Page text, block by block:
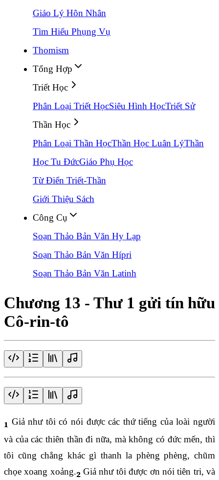
Giáo Lý Hôn Nhân
Tìm Hiểu Phụng Vụ
Thomism
Tổng Hợp
Triết Học
Phân Loại Triết HọcSiêu Hình HọcTriết Sử
Thần Học
Phân Loại Thần HọcThần Học Luân LýThần
Học Tu ĐứcGiáo Phụ Học
Từ Điển Triết-Thần
Giới Thiệu Sách
Công Cụ
Soạn Thảo Bản Văn Hy Lạp
Soạn Thảo Bản Văn Hípri
Soạn Thảo Bản Văn Latinh
Chương 13 - Thư 1 gửi tín hữu
Cô-rin-tô
1 Giả như tôi có nói được các thứ tiếng của loài người
và của các thiên thần đi nữa, mà không có đức mến, thì
tôi cũng chẳng khác gì thanh la phèng phèng, chũm
chọe xoang xoảng.2 Giả như tôi được ơn nói tiên tri, và